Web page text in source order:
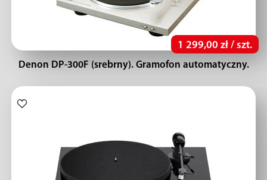
1 299,00 zł / szt.
Denon DP-300F (srebrny). Gramofon automatyczny.